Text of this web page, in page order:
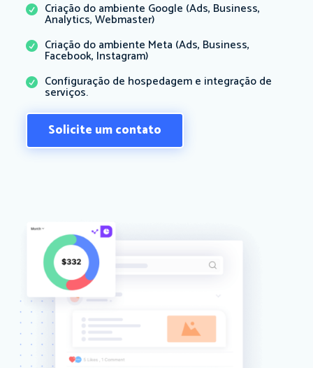
 Criação do ambiente Google (Ads, Business,
Analytics, Webmaster)
 Criação do ambiente Meta (Ads, Business,
Facebook, Instagram)
 Configuração de hospedagem e integração de
serviços.
Solicite um contato